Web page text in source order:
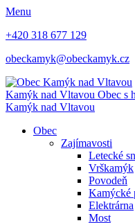
Menu
+420 318 677 129
obeckamyk@obeckamyk.cz
Kamýk nad Vltavou Obec s
Kamýk nad Vltavou
Obec
Zajímavosti
Letecké
Vrškamýk
Povodeň
Kamýcké
Elektrárna
Most